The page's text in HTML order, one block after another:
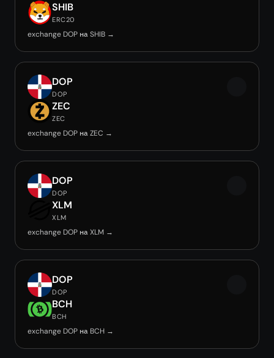
SHIB
ERC20
exchange DOP на SHIB →
DOP
DOP
ZEC
ZEC
exchange DOP на ZEC →
DOP
DOP
XLM
XLM
exchange DOP на XLM →
DOP
DOP
BCH
BCH
exchange DOP на BCH →